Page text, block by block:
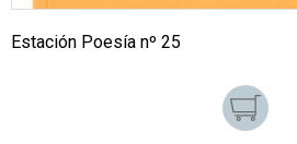
Estación Poesía nº 25